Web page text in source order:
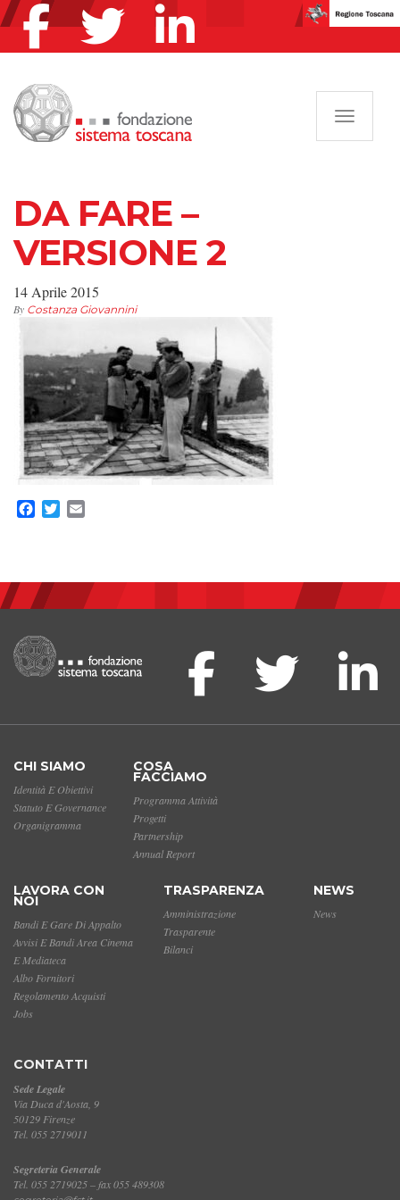
DA FARE –
VERSIONE 2
14 Aprile 2015
By Costanza Giovannini
Facebook
Twitter
CHI SIAMO
Identità E Obiettivi
Statuto E Governance
Organigramma
COSA
FACCIAMO
Programma Attività
Progetti
Partnership
Annual Report
LAVORA CON
NOI
Bandi E Gare Di Appalto
Avvisi E Bandi Area Cinema
E Mediateca
Albo Fornitori
Regolamento Acquisti
Jobs
TRASPARENZA
Amministrazione
Trasparente
Bilanci
NEWS
News
CONTATTI
Sede Legale
Via Duca d'Aosta, 9
50129 Firenze
Tel. 055 2719011
Segreteria Generale
Tel. 055 2719025 – fax 055 489308